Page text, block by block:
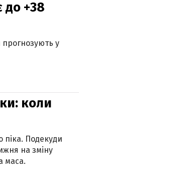
до +38
у
коли
Подекуди
на зміну
маса.